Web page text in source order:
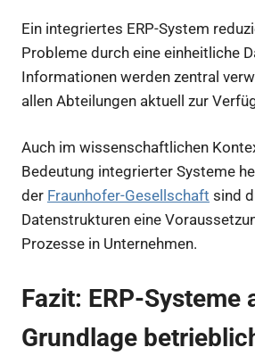
Ein integriertes ERP-System
Probleme durch eine einheitliche
Informationen werden zentral
allen Abteilungen aktuell zur
Auch im wissenschaftlichen
Bedeutung integrierter Systeme
der Fraunhofer-Gesellschaft sind
Datenstrukturen eine
Prozesse in Unternehmen.
Fazit: ERP-Systeme
Grundlage